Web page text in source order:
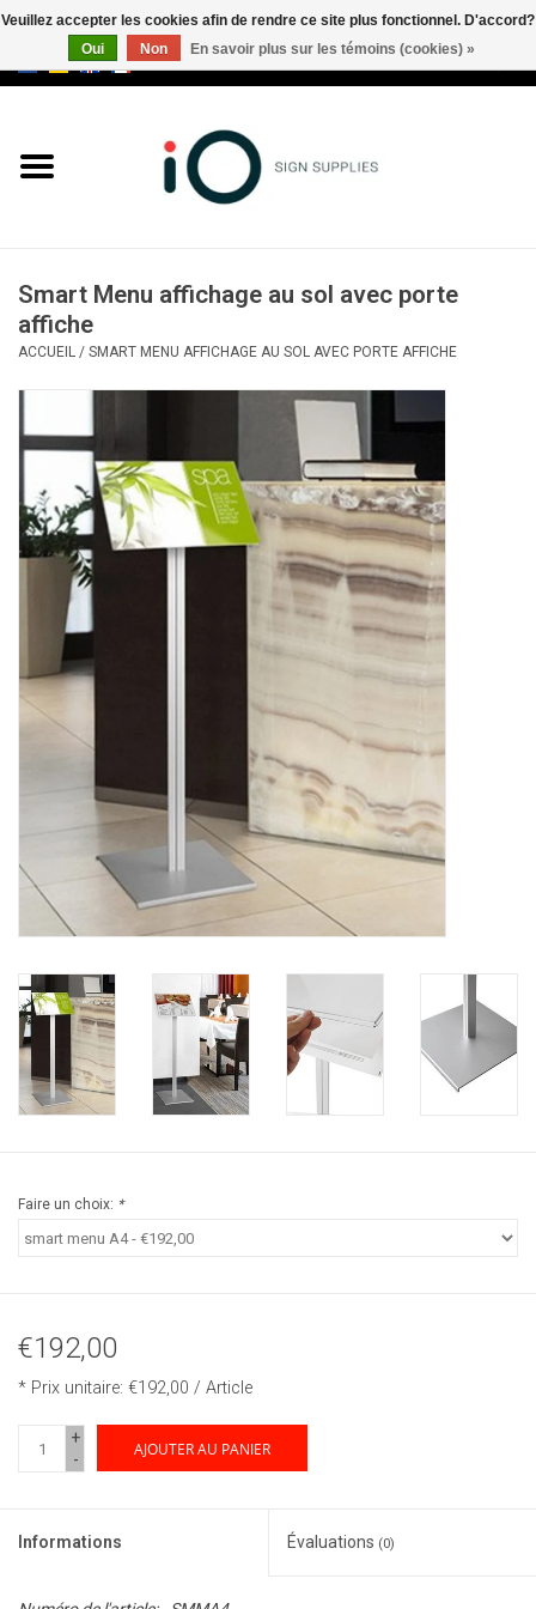
Marques
Appelez-nous au +32 3 353 67
63
Smart Menu affichage au sol avec porte
affiche
ACCUEIL / SMART MENU AFFICHAGE AU SOL AVEC PORTE AFFICHE
Faire un choix: *
€192,00
* Prix unitaire: €192,00 / Article
+
-
AJOUTER AU PANIER
Informations Évaluations (0)
Veuillez accepter les cookies afin de rendre ce site plus fonctionnel. D'accord?
Oui
Non En savoir plus sur les témoins (cookies) »